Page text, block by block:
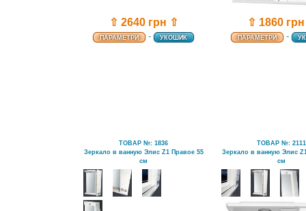
⇧ 2640 грн ⇧
ПАРАМЕТРИ - УКОШИК
⇧ 1860
ПАРАМЕТРИ -
ТОВАР №: 1836
Зеркало в ванную Элис Z1 Правое 55
см
ТОВАР №: 2111
Зеркало в ванную Элис
см